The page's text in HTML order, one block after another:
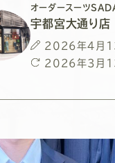
オーダースーツ
宇都宮大通り店
投
稿
2026年4月
最
更
2026年3月